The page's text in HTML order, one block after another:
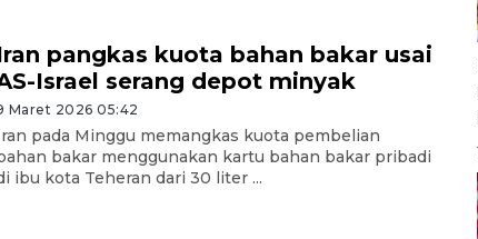
pangkas kuota bahan bakar usai
Israel serang depot minyak
Maret 2026 05:42
pada Minggu memangkas kuota pembelian
bakar menggunakan kartu bahan bakar pribadi
ibu kota Teheran dari 30 liter ...